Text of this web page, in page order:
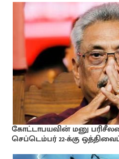
கோட்டாபயவின் மனு
செப்டெம்பர் 22-க்கு